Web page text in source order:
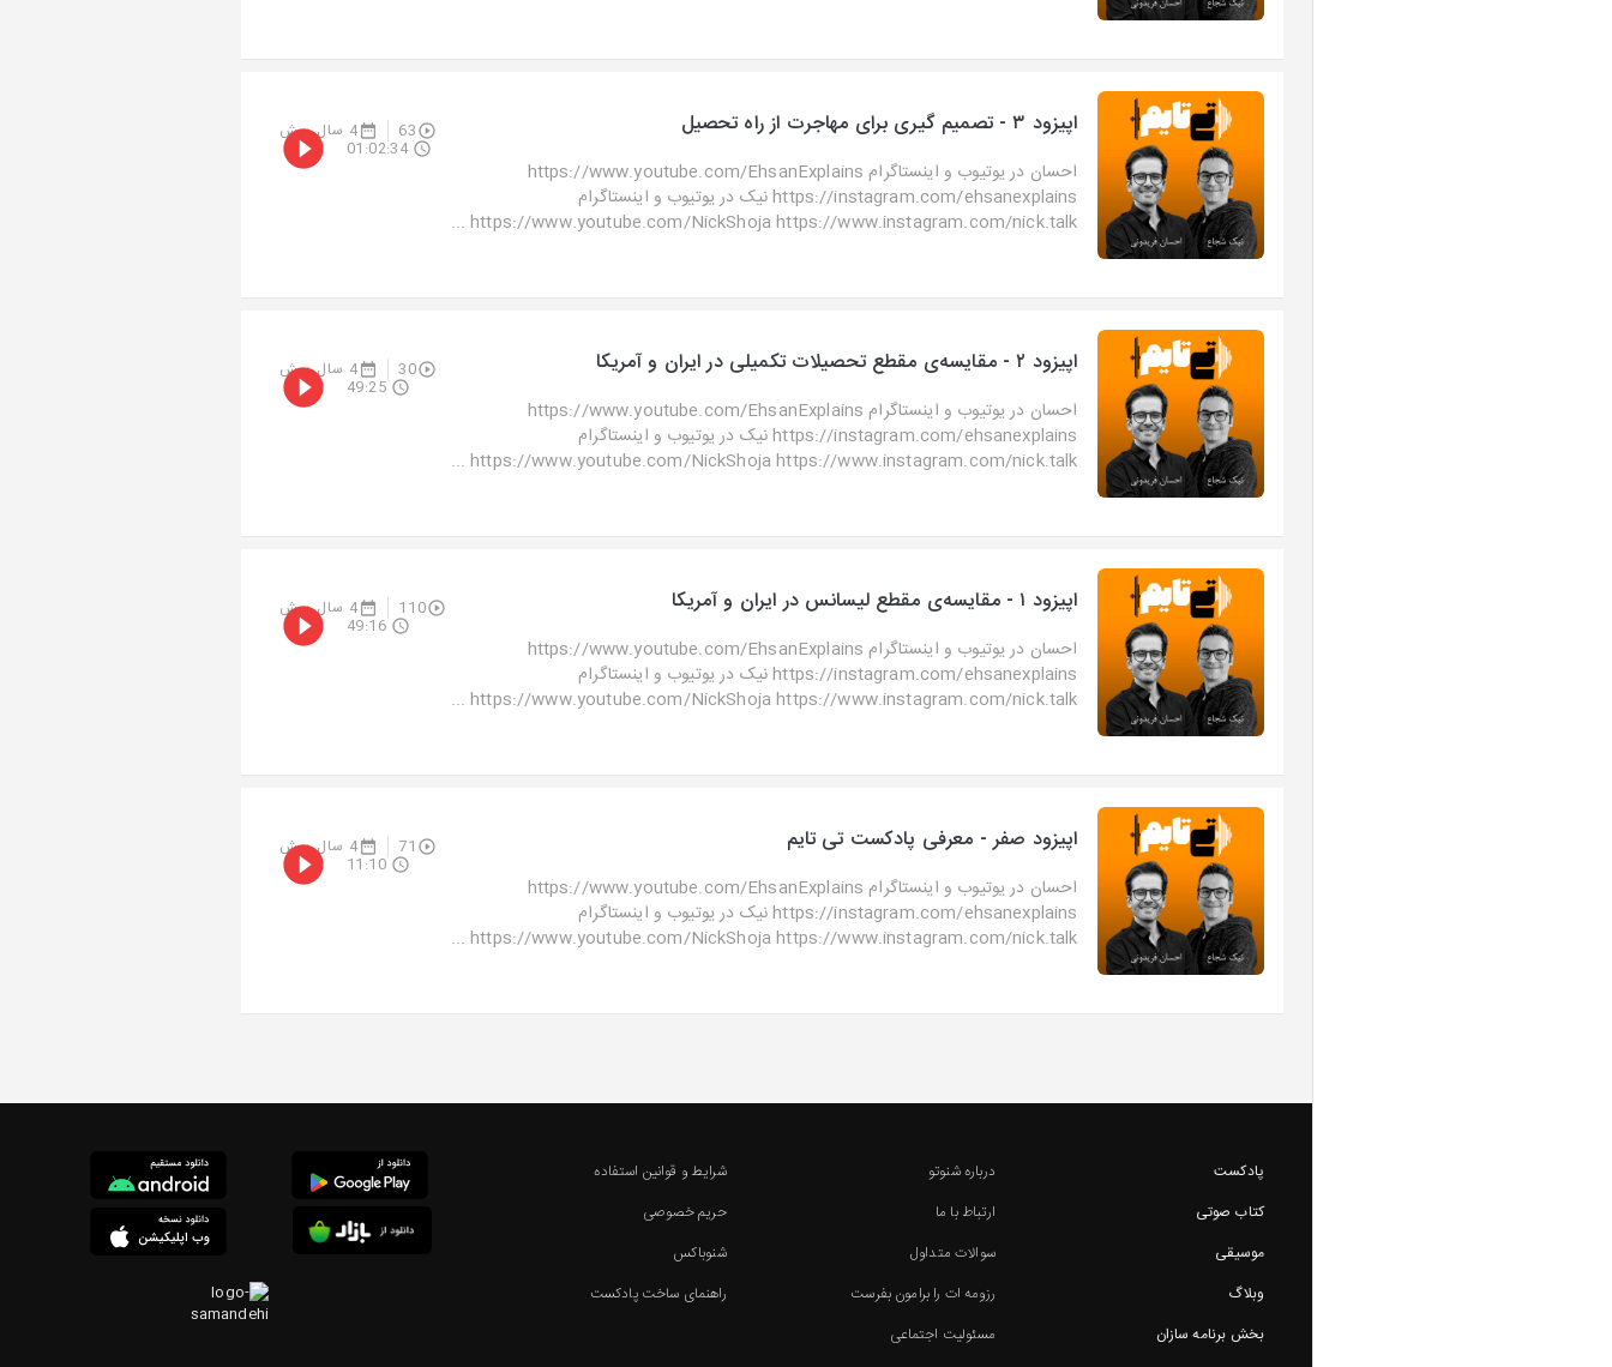
اپیزود ۳ - تصمیم گیری برای مهاجرت از راه تحصیل 63 4 سال پیش
احسان در یوتیوب و اینستاگرام https://www.youtube.com/EhsanExplains
https://instagram.com/ehsanexplains نیک در یوتیوب و اینستاگرام
https://www.youtube.com/NickShoja https://www.instagram.com/nick.talk ...
01:02:34
اپیزود ٢ - مقایسه‌ی مقطع تحصیلات تکمیلی در ایران و آمریکا 30 4 سال پیش
احسان در یوتیوب و اینستاگرام https://www.youtube.com/EhsanExplains
https://instagram.com/ehsanexplains نیک در یوتیوب و اینستاگرام
https://www.youtube.com/NickShoja https://www.instagram.com/nick.talk ...
49:25
اپیزود ۱ - مقایسه‌ی مقطع لیسانس در ایران و آمریکا 110 4 سال پیش
احسان در یوتیوب و اینستاگرام https://www.youtube.com/EhsanExplains
https://instagram.com/ehsanexplains نیک در یوتیوب و اینستاگرام
https://www.youtube.com/NickShoja https://www.instagram.com/nick.talk ...
49:16
اپیزود صفر - معرفی پادکست تی تایم 71 4 سال پیش
احسان در یوتیوب و اینستاگرام https://www.youtube.com/EhsanExplains
https://instagram.com/ehsanexplains نیک در یوتیوب و اینستاگرام
https://www.youtube.com/NickShoja https://www.instagram.com/nick.talk ...
11:10
پادکست
کتاب صوتی
موسیقی
وبلاگ
بخش برنامه سازان
درباره شنوتو
ارتباط با ما
سوالات متداول
رزومه ات را برامون بفرست
مسئولیت اجتماعی
شرایط و قوانین استفاده
حریم خصوصی
شنوباکس
راهنمای ساخت پادکست